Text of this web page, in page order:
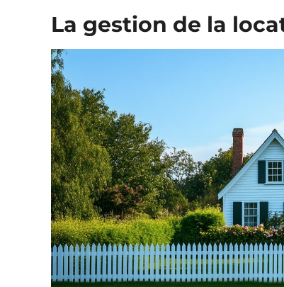
La gestion de la